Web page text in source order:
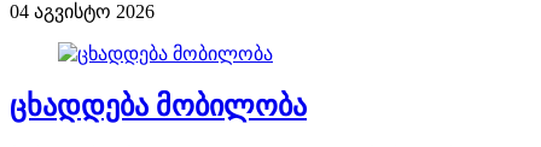
04 აგვისტო 2026
ცხადდება მობილობა